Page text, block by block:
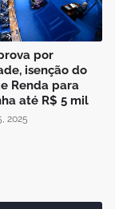
por
isenção do
Renda para
até R$ 5 mil
2025